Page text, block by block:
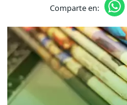
Comparte en: